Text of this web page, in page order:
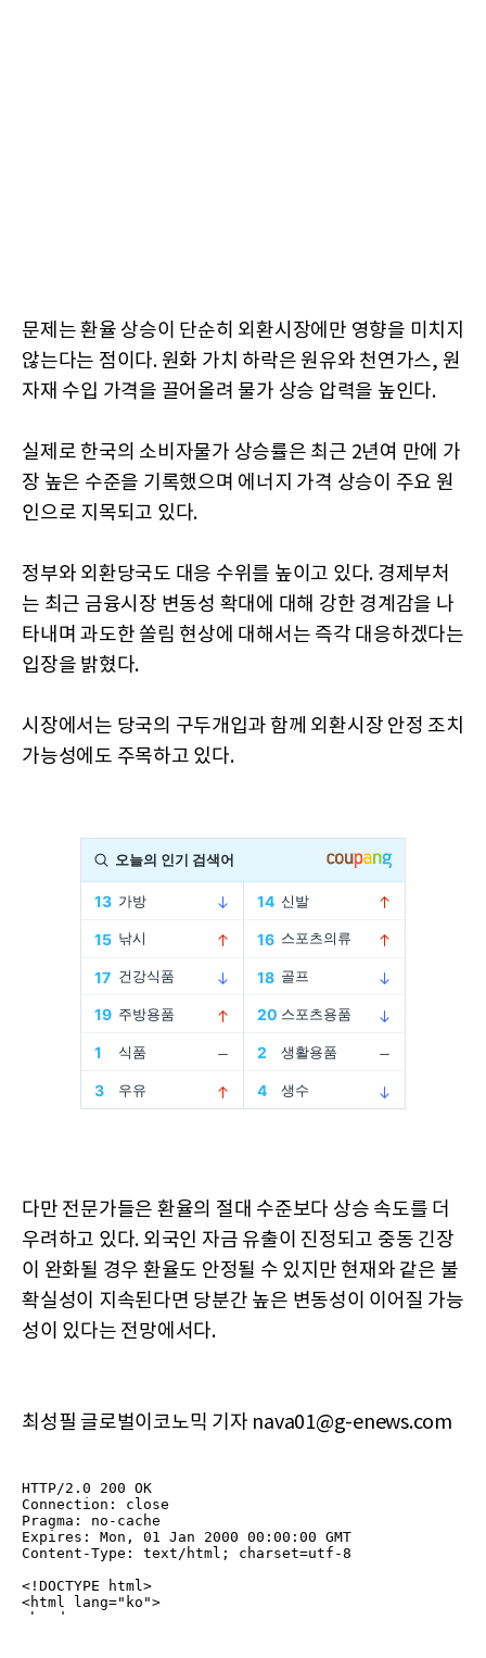
문제는 환율 상승이 단순히 외환시장에만 영향을 미치지
않는다는 점이다. 원화 가치 하락은 원유와 천연가스, 원
자재 수입 가격을 끌어올려 물가 상승 압력을 높인다.
실제로 한국의 소비자물가 상승률은 최근 2년여 만에 가
장 높은 수준을 기록했으며 에너지 가격 상승이 주요 원
인으로 지목되고 있다.
정부와 외환당국도 대응 수위를 높이고 있다. 경제부처
는 최근 금융시장 변동성 확대에 대해 강한 경계감을 나
타내며 과도한 쏠림 현상에 대해서는 즉각 대응하겠다는
입장을 밝혔다.
시장에서는 당국의 구두개입과 함께 외환시장 안정 조치
가능성에도 주목하고 있다.
다만 전문가들은 환율의 절대 수준보다 상승 속도를 더
우려하고 있다. 외국인 자금 유출이 진정되고 중동 긴장
이 완화될 경우 환율도 안정될 수 있지만 현재와 같은 불
확실성이 지속된다면 당분간 높은 변동성이 이어질 가능
성이 있다는 전망에서다.
최성필 글로벌이코노믹 기자 nava01@g-enews.com